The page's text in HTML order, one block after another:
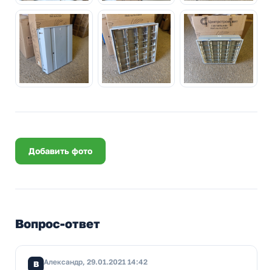
Добавить фото
Вопрос-ответ
В Александр, 29.01.2021 14:42